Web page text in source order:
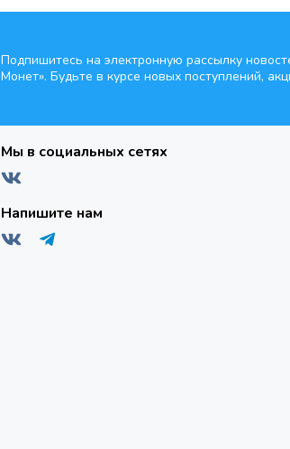
Подпишитесь на электронную рассылку
Монет». Будьте в курсе новых поступлений,
Мы в социальных сетях
Напишите нам